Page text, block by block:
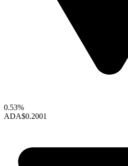
0.53%
ADA$0.2001